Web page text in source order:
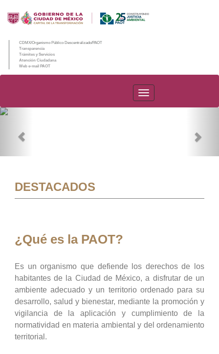
CDMX/Organismo Público Descentralizado/PAOT
Transparencia
Trámites y Servicios
Atención Ciudadana
Web e-mail PAOT
PAOT
DESTACADOS
¿Qué es la PAOT?
Es un organismo que defiende los derechos de los
habitantes de la Ciudad de México, a disfrutar de un
ambiente adecuado y un territorio ordenado para su
desarrollo, salud y bienestar, mediante la promoción y
vigilancia de la aplicación y cumplimiento de la
normatividad en materia ambiental y del ordenamiento
territorial.